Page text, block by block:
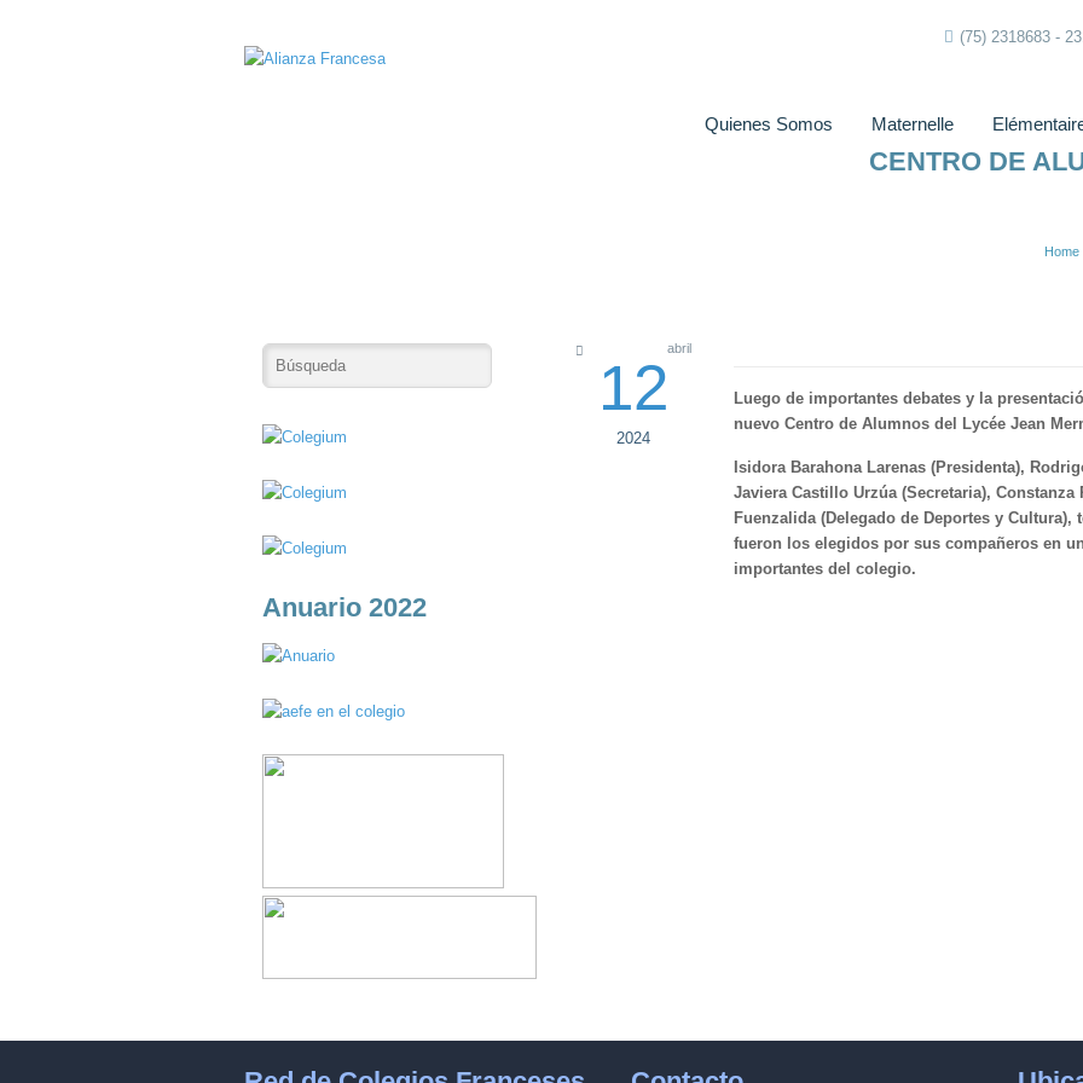
(75) 2318683 -
Quienes Somos Maternelle
CENTRO DE
Home
12
abril
2024
Luego de importantes debates y la
nuevo Centro de Alumnos del Lycée Jean
Isidora Barahona Larenas (Presidenta),
Javiera Castillo Urzúa (Secretaria),
Fuenzalida (Delegado de Deportes y Cultura),
fueron los elegidos por sus compañeros en
importantes del colegio.
Anuario 2022